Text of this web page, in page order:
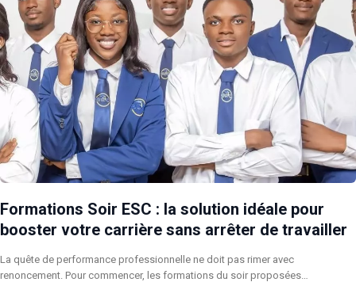
Formations Soir ESC : la solution idéale pour
booster votre carrière sans arrêter de travailler
La quête de performance professionnelle ne doit pas rimer avec
renoncement. Pour commencer, les formations du soir proposées…